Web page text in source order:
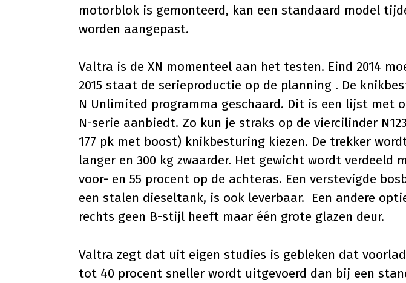
motorblok is gemonteerd, kan een standaard model
worden aangepast.
Valtra is de XN momenteel aan het testen. Eind 2014
2015 staat de serieproductie op de planning . De
N Unlimited programma geschaard. Dit is een lijst met
N-serie aanbiedt. Zo kun je straks op de viercilinder
177 pk met boost) knikbesturing kiezen. De trekker
langer en 300 kg zwaarder. Het gewicht wordt verdeeld
voor- en 55 procent op de achteras. Een verstevigde
een stalen dieseltank, is ook leverbaar. Een andere
rechts geen B-stijl heeft maar één grote glazen deur.
Valtra zegt dat uit eigen studies is gebleken dat
tot 40 procent sneller wordt uitgevoerd dan bij een